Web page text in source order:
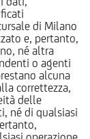
di Milano
e, pertanto,
né altra
o agenti
alcuna
correttezza,
delle
né di qualsiasi